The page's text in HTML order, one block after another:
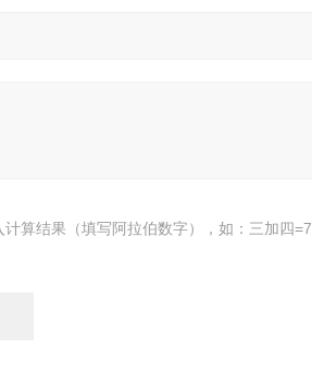
计算结果（填写阿拉伯数字），如：三加四=7